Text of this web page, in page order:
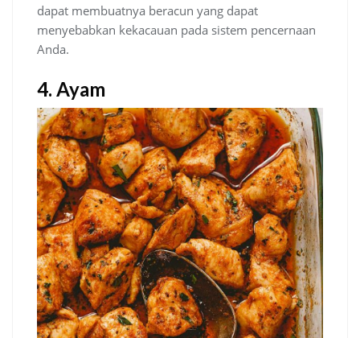
dapat membuatnya beracun yang dapat
menyebabkan kekacauan pada sistem pencernaan
Anda.
4. Ayam